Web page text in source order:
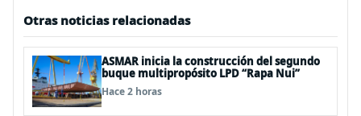
Otras noticias relacionadas
ASMAR inicia la construcción del segundo
buque multipropósito LPD “Rapa Nui”
Hace 2 horas